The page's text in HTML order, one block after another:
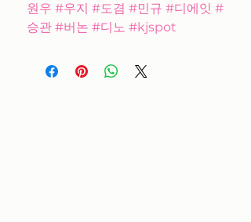
원우 #우지 #도겸 #민규 #디에잇 #
승관 #버논 #디노 #kjspot